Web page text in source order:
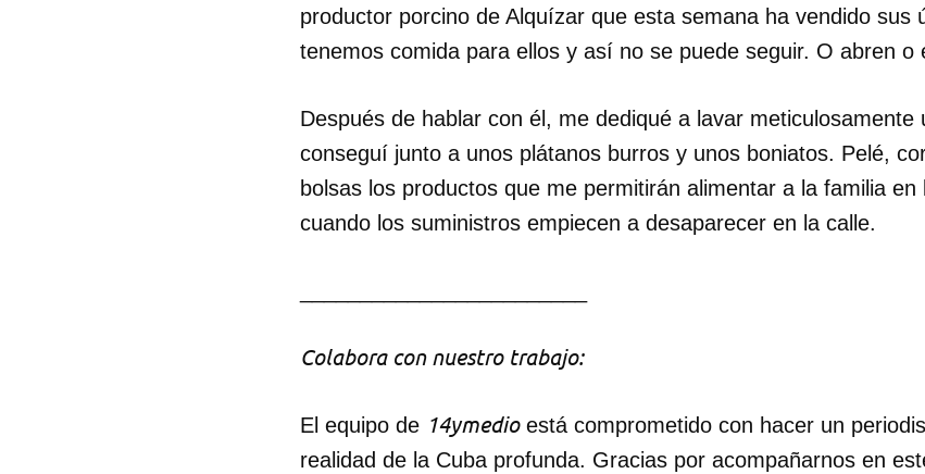
productor porcino de Alquízar que esta semana ha vendido sus
tenemos comida para ellos y así no se puede seguir. O abren o
Después de hablar con él, me dediqué a lavar meticulosamente
conseguí junto a unos plátanos burros y unos boniatos. Pelé,
bolsas los productos que me permitirán alimentar a la familia
cuando los suministros empiecen a desaparecer en la calle.
Colabora con nuestro trabajo:
El equipo de 14ymedioestá comprometido con hacer un
realidad de la Cuba profunda. Gracias por acompañarnos en